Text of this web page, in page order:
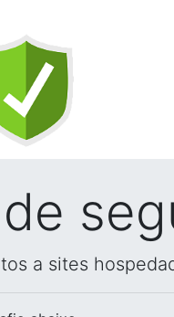
a sites